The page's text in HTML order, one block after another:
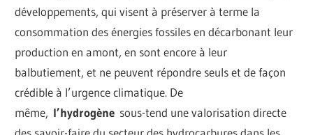
développements, qui visent à préserver à terme la
consommation des énergies fossiles en décarbonant leur
production en amont, en sont encore à leur
balbutiement, et ne peuvent répondre seuls et de façon
crédible à l’urgence climatique. De
même, l’hydrogène sous-tend une valorisation directe